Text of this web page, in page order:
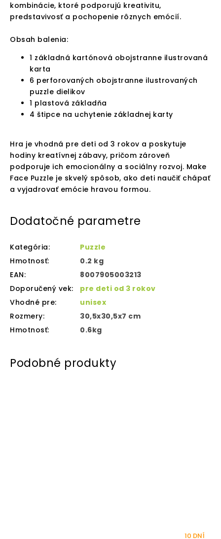
kombinácie, ktoré podporujú kreativitu,
predstavivosť a pochopenie rôznych emócií.
Obsah balenia:
1 základná kartónová obojstranne ilustrovaná
karta
6 perforovaných obojstranne ilustrovaných
puzzle dielikov
1 plastová základňa
4 štipce na uchytenie základnej karty
Hra je vhodná pre deti od 3 rokov a poskytuje
hodiny kreatívnej zábavy, pričom zároveň
podporuje ich emocionálny a sociálny rozvoj. Make
Face Puzzle je skvelý spôsob, ako deti naučiť chápať
a vyjadrovať emócie hravou formou.
Dodatočné parametre
Kategória:
Puzzle
Hmotnosť:
0.2 kg
EAN:
8007905003213
Doporučený vek:
pre deti od 3 rokov
Vhodné pre:
unisex
Rozmery:
30,5x30,5x7 cm
Hmotnosť: 0.6kg
10 DNÍ